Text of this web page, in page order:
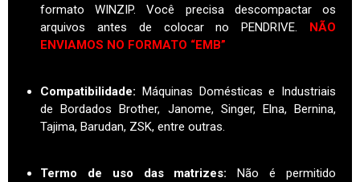
formato WINZIP. Você precisa descompactar os
arquivos antes de colocar no PENDRIVE. NÃO
ENVIAMOS NO FORMATO “EMB”
Compatibilidade: Máquinas Domésticas e Industriais
de Bordados Brother, Janome, Singer, Elna, Bernina,
Tajima, Barudan, ZSK, entre outras.
Termo de uso das matrizes:
Não é permitido